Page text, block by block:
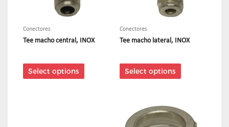
Conectores
Tee macho central, INOX
Select options
Conectores
Tee macho lateral, INOX
Select options